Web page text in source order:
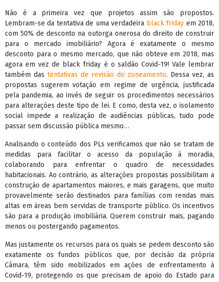
Não é a primeira vez que projetos assim são propostos.
Lembram-se da tentativa de uma verdadeira black friday em 2018,
com 50% de desconto na outorga onerosa do direito de construir
para o mercado imobiliário? Agora é exatamente o mesmo
desconto para o mesmo mercado, que não obteve em 2018, mas
agora em vez de black friday é o saldão Covid-19! Vale lembrar
também das tentativas de revisão do zoneamento. Dessa vez, as
propostas sugerem votação em regime de urgência, justificada
pela pandemia, ao invés de seguir os procedimentos necessários
para alterações deste tipo de lei. E como, desta vez, o isolamento
social impede a realização de audiências públicas, tudo pode
passar sem discussão pública mesmo…
Analisando o conteúdo dos PLs verificamos que não se tratam de
medidas para facilitar o acesso da população à moradia,
colaborando para enfrentar o quadro de necessidades
habitacionais. Ao contrário, as alterações propostas possibilitam a
construção de apartamentos maiores, e mais garagens, que muito
provavelmente serão destinados para famílias com rendas mais
altas em áreas bem servidas de transporte público. Os incentivos
são para a produção imobiliária. Querem construir mais, pagando
menos ou postergando pagamentos.
Mas justamente os recursos para os quais se pedem desconto são
exatamente os fundos públicos que, por decisão da própria
Câmara, têm sido mobilizados em ações de enfrentamento à
Covid-19, protegendo os que precisam de apoio do Estado para